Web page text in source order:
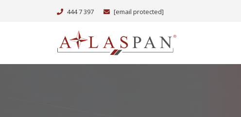
444 7 397 [email protected]